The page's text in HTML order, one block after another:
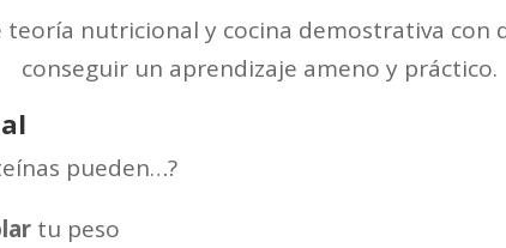
teoría nutricional y cocina demostrativa con
conseguir un aprendizaje ameno y práctico.
pueden…?
tu peso